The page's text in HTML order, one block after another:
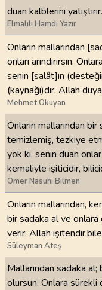
duan kalblerini
Elmalılı Hamdi Yazır
Onların mallarından
onları arındırırsın.
senin [salât]ın
(kaynağı)dır. Allah
Mehmet Okuyan
Onların mallarından
temizlemiş, tezkiye
yok ki, senin duan
kemaliyle işiticidir,
Ömer Nasuhi Bilmen
Onların mallarından,
bir sadaka al ve onlara
verir. Allah
Süleyman Ateş
Mallarından sadaka al;
olursun. Onlara sürekli